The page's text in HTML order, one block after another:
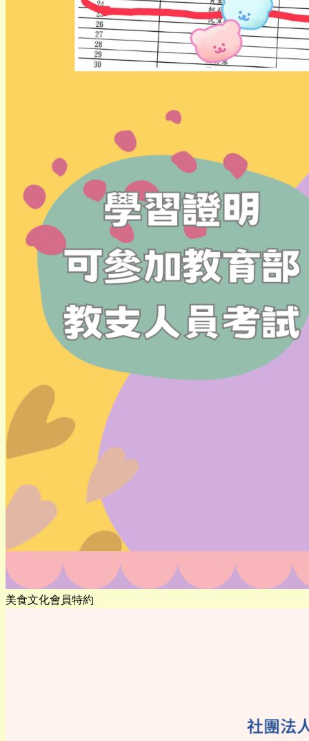
美食文化會員特約